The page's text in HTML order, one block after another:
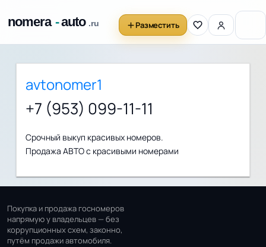
Разместить
avtonomer1
+7 (953) 099-11-11
Срочный выкуп красивых номеров.
Продажа АВТО с красивыми номерами
Покупка и продажа госномеров
напрямую у владельцев — без
коррупционных схем, законно,
путём продажи автомобиля.